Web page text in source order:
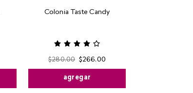
Colonia Taste Candy
$280.00 $266.00
agregar